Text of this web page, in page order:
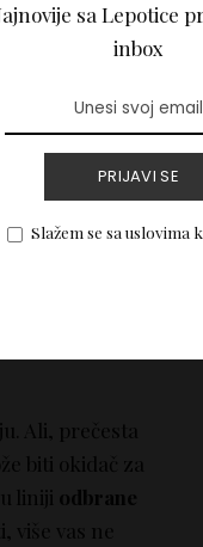
sa Lepotice
inbox
PRIJAVI SE
Slažem se sa uslovima
Ali, prečesta
biti okidač za
liniji odbrane
više vas ne